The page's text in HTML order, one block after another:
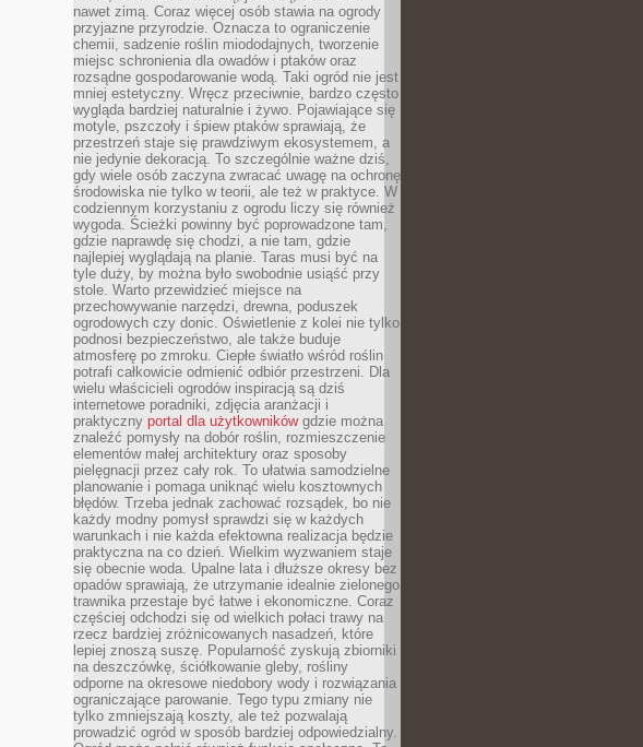
nawet zimą. Coraz więcej osób stawia na ogrody
przyjazne przyrodzie. Oznacza to ograniczenie
chemii, sadzenie roślin miododajnych, tworzenie
miejsc schronienia dla owadów i ptaków oraz
rozsądne gospodarowanie wodą. Taki ogród nie jest
mniej estetyczny. Wręcz przeciwnie, bardzo często
wygląda bardziej naturalnie i żywo. Pojawiające się
motyle, pszczoły i śpiew ptaków sprawiają, że
przestrzeń staje się prawdziwym ekosystemem, a
nie jedynie dekoracją. To szczególnie ważne dziś,
gdy wiele osób zaczyna zwracać uwagę na ochronę
środowiska nie tylko w teorii, ale też w praktyce. W
codziennym korzystaniu z ogrodu liczy się również
wygoda. Ścieżki powinny być poprowadzone tam,
gdzie naprawdę się chodzi, a nie tam, gdzie
najlepiej wyglądają na planie. Taras musi być na
tyle duży, by można było swobodnie usiąść przy
stole. Warto przewidzieć miejsce na
przechowywanie narzędzi, drewna, poduszek
ogrodowych czy donic. Oświetlenie z kolei nie tylko
podnosi bezpieczeństwo, ale także buduje
atmosferę po zmroku. Ciepłe światło wśród roślin
potrafi całkowicie odmienić odbiór przestrzeni. Dla
wielu właścicieli ogrodów inspiracją są dziś
internetowe poradniki, zdjęcia aranżacji i
praktyczny portal dla użytkownikówgdzie można
znaleźć pomysły na dobór roślin, rozmieszczenie
elementów małej architektury oraz sposoby
pielęgnacji przez cały rok. To ułatwia samodzielne
planowanie i pomaga uniknąć wielu kosztownych
błędów. Trzeba jednak zachować rozsądek, bo nie
każdy modny pomysł sprawdzi się w każdych
warunkach i nie każda efektowna realizacja będzie
praktyczna na co dzień. Wielkim wyzwaniem staje
się obecnie woda. Upalne lata i dłuższe okresy bez
opadów sprawiają, że utrzymanie idealnie zielonego
trawnika przestaje być łatwe i ekonomiczne. Coraz
częściej odchodzi się od wielkich połaci trawy na
rzecz bardziej zróżnicowanych nasadzeń, które
lepiej znoszą suszę. Popularność zyskują zbiorniki
na deszczówkę, ściółkowanie gleby, rośliny
odporne na okresowe niedobory wody i rozwiązania
ograniczające parowanie. Tego typu zmiany nie
tylko zmniejszają koszty, ale też pozwalają
prowadzić ogród w sposób bardziej odpowiedzialny.